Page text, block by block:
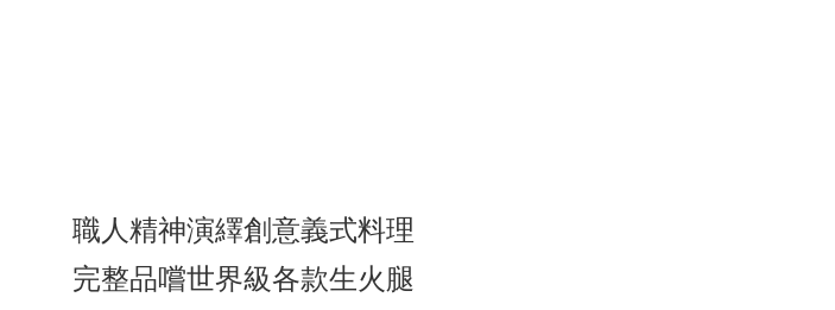
職人精神演繹創意義式料理
完整品嚐世界級各款生火腿